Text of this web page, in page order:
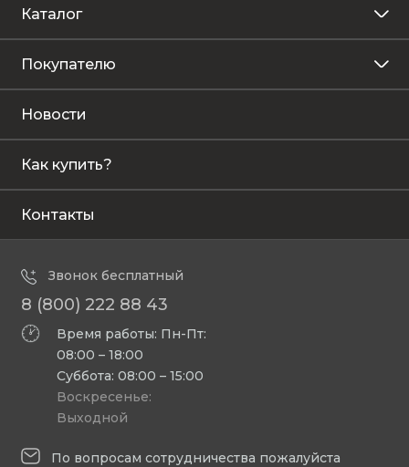
Каталог
Покупателю
Новости
Как купить?
Контакты
Звонок бесплатный
8 (800) 222 88 43
Время работы: Пн-Пт:
08:00 – 18:00
Суббота: 08:00 – 15:00
Воскресенье:
Выходной
По вопросам сотрудничества пожалуйста